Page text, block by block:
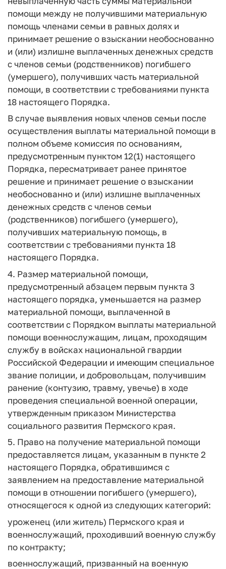
помощи между не получившими материальную
помощь членами семьи в равных долях и
принимает решение о взыскании необоснованно
и (или) излишне выплаченных денежных средств
с членов семьи (родственников) погибшего
(умершего), получивших часть материальной
помощи, в соответствии с требованиями пункта
18 настоящего Порядка.
В случае выявления новых членов семьи после
осуществления выплаты материальной помощи в
полном объеме комиссия по основаниям,
предусмотренным пунктом 12(1) настоящего
Порядка, пересматривает ранее принятое
решение и принимает решение о взыскании
необоснованно и (или) излишне выплаченных
денежных средств с членов семьи
(родственников) погибшего (умершего),
получивших материальную помощь, в
соответствии с требованиями пункта 18
настоящего Порядка.
4. Размер материальной помощи,
предусмотренный абзацем первым пункта 3
настоящего порядка, уменьшается на размер
материальной помощи, выплаченной в
соответствии с Порядком выплаты материальной
помощи военнослужащим, лицам, проходящим
службу в войсках национальной гвардии
Российской Федерации и имеющим специальное
звание полиции, и добровольцам, получившим
ранение (контузию, травму, увечье) в ходе
проведения специальной военной операции,
утвержденным приказом Министерства
социального развития Пермского края.
5. Право на получение материальной помощи
предоставляется лицам, указанным в пункте 2
настоящего Порядка, обратившимся с
заявлением на предоставление материальной
помощи в отношении погибшего (умершего),
относящегося к одной из следующих категорий:
уроженец (или житель) Пермского края и
военнослужащий, проходивший военную службу
по контракту;
военнослужащий, призванный на военную